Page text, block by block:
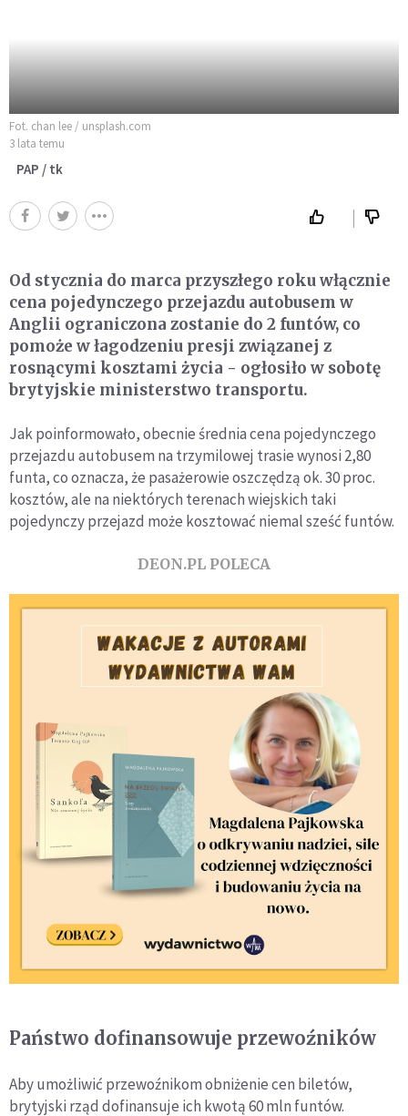
Fot. chan lee / unsplash.com
3 lata temu
PAP / tk
Od stycznia do marca przyszłego roku włącznie
cena pojedynczego przejazdu autobusem w
Anglii ograniczona zostanie do 2 funtów, co
pomoże w łagodzeniu presji związanej z
rosnącymi kosztami życia - ogłosiło w sobotę
brytyjskie ministerstwo transportu.
Jak poinformowało, obecnie średnia cena pojedynczego
przejazdu autobusem na trzymilowej trasie wynosi 2,80
funta, co oznacza, że pasażerowie oszczędzą ok. 30 proc.
kosztów, ale na niektórych terenach wiejskich taki
pojedynczy przejazd może kosztować niemal sześć funtów.
DEON.PL POLECA
Państwo dofinansowuje przewoźników
Aby umożliwić przewoźnikom obniżenie cen biletów,
brytyjski rząd dofinansuje ich kwotą 60 mln funtów.